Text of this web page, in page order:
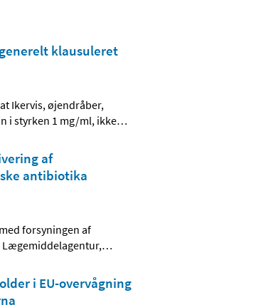
klausuleret
Ikervis, øjendråber,
i styrken 1 mg/ml, ikke…
af
antibiotika
forsyningen af
…
i EU-overvågning